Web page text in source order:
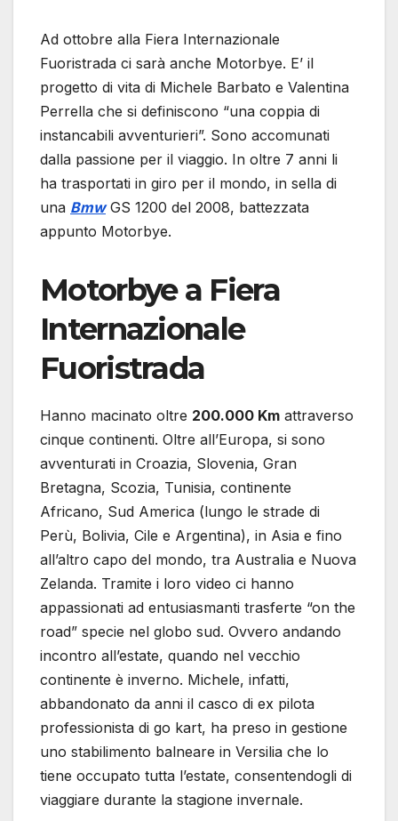
Ad ottobre alla Fiera Internazionale
Fuoristrada ci sarà anche Motorbye. E’ il
progetto di vita di Michele Barbato e Valentina
Perrella che si definiscono “una coppia di
instancabili avventurieri”. Sono accomunati
dalla passione per il viaggio. In oltre 7 anni li
ha trasportati in giro per il mondo, in sella di
una BmwGS 1200 del 2008, battezzata
appunto Motorbye.
Motorbye a Fiera
Internazionale
Fuoristrada
Hanno macinato oltre 200.000 Km attraverso
cinque continenti. Oltre all’Europa, si sono
avventurati in Croazia, Slovenia, Gran
Bretagna, Scozia, Tunisia, continente
Africano, Sud America (lungo le strade di
Perù, Bolivia, Cile e Argentina), in Asia e fino
all’altro capo del mondo, tra Australia e Nuova
Zelanda. Tramite i loro video ci hanno
appassionati ad entusiasmanti trasferte “on the
road” specie nel globo sud. Ovvero andando
incontro all’estate, quando nel vecchio
continente è inverno. Michele, infatti,
abbandonato da anni il casco di ex pilota
professionista di go kart, ha preso in gestione
uno stabilimento balneare in Versilia che lo
tiene occupato tutta l’estate, consentendogli di
viaggiare durante la stagione invernale.